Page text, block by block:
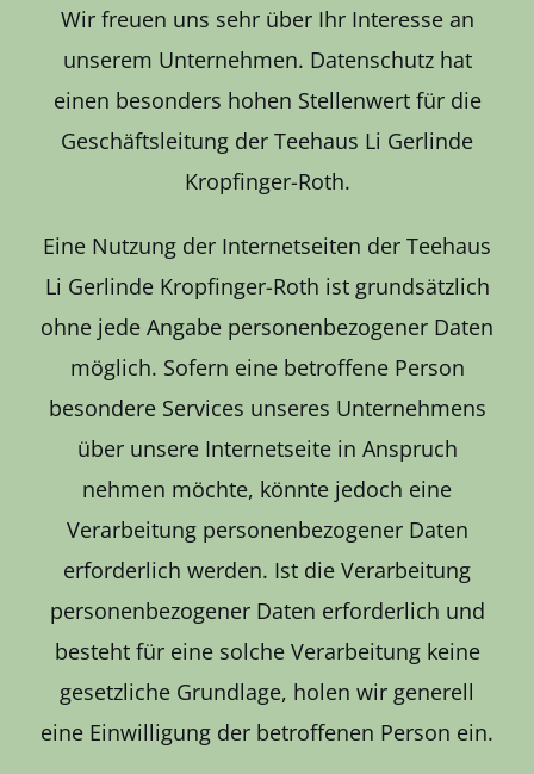
Kontakt
Wir freuen uns sehr über Ihr Interesse an
unserem Unternehmen. Datenschutz hat
einen besonders hohen Stellenwert für die
Geschäftsleitung der Teehaus Li Gerlinde
Kropfinger-Roth.
Eine Nutzung der Internetseiten der Teehaus
Li Gerlinde Kropfinger-Roth ist grundsätzlich
ohne jede Angabe personenbezogener Daten
möglich. Sofern eine betroffene Person
besondere Services unseres Unternehmens
über unsere Internetseite in Anspruch
nehmen möchte, könnte jedoch eine
Verarbeitung personenbezogener Daten
erforderlich werden. Ist die Verarbeitung
personenbezogener Daten erforderlich und
besteht für eine solche Verarbeitung keine
gesetzliche Grundlage, holen wir generell
eine Einwilligung der betroffenen Person ein.